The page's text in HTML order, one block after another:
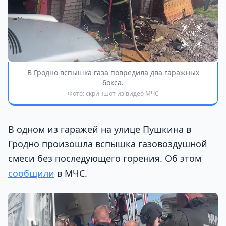
В Гродно вспышка газа повредила два гаражных
бокса.
Фото: скриншот из видео МЧС
В одном из гаражей на улице Пушкина в
Гродно произошла вспышка газовоздушной
смеси без последующего горения. Об этом
сообщили в МЧС.